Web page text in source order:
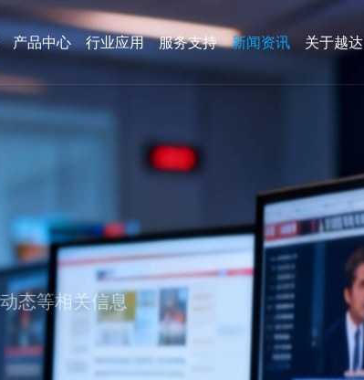
产品中心 行业应用 服务支持 新闻资讯 关于越达
等相关信息